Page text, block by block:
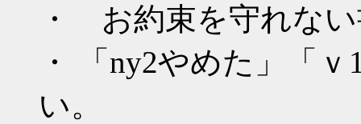
・ お約束を守れな
・ 「ny2やめた」「
い。